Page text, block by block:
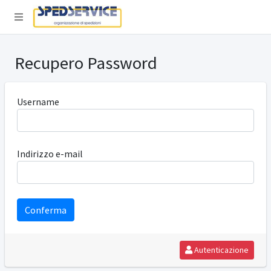
Recupero Password
Username
Indirizzo e-mail
Autenticazione